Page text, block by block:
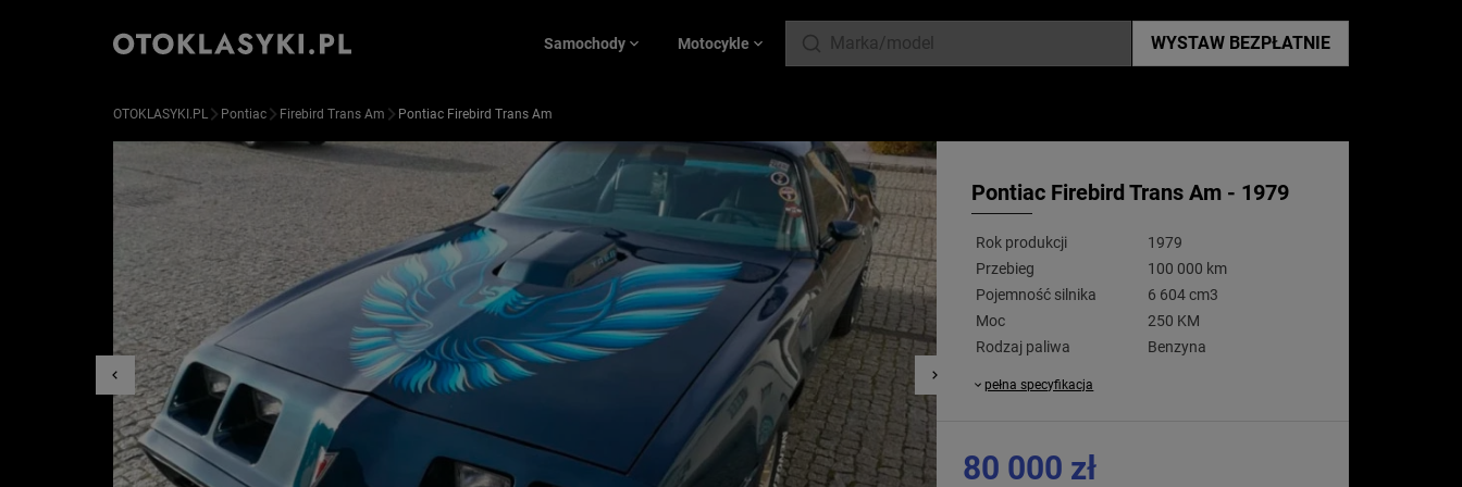
Samochody Motocykle WYSTAW BEZPŁATNIE
OTOKLASYKI.PL Pontiac Firebird Trans Am Pontiac Firebird Trans Am
Pontiac Firebird Trans Am - 1979
Rok produkcji
1979
Przebieg
100 000 km
Pojemność silnika
6 604 cm3
Moc
250 KM
Rodzaj paliwa
Benzyna
pełna specyfikacja
80 000 zł